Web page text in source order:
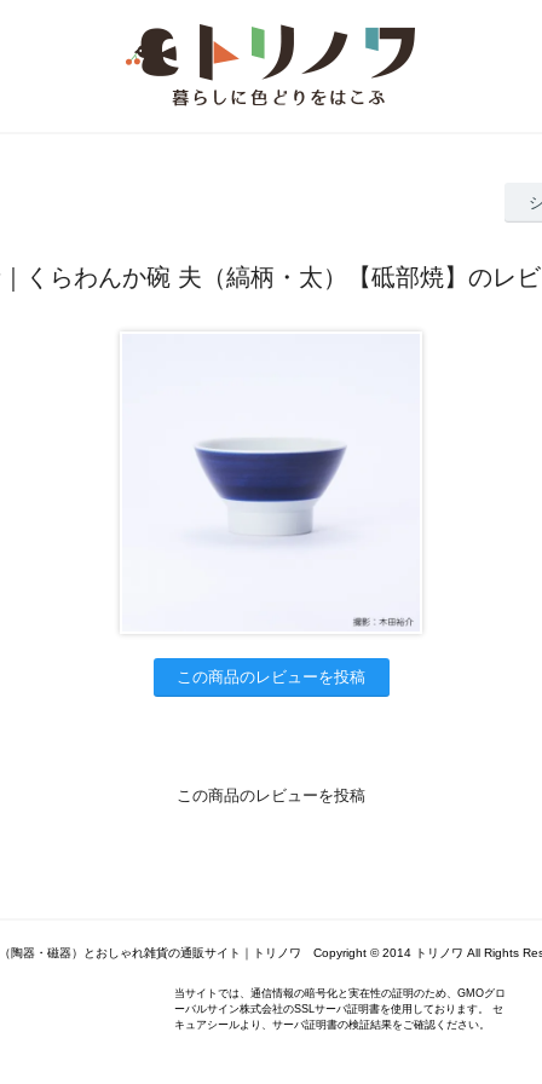
くらわんか碗 夫（縞柄・太）【砥部焼】のレ
この商品のレビューを投稿
この商品のレビューを投稿
陶器・磁器）とおしゃれ雑貨の通販サイト｜トリノワ Copyright © 2014 トリノワ All Rights
当サイトでは、通信情報の暗号化と実在性の証明のため、GMOグロ
ーバルサイン株式会社のSSLサーバ証明書を使用しております。 セ
キュアシールより、サーバ証明書の検証結果をご確認ください。